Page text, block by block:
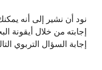
نود أن نشير إلى أنه
إجابته من خلال أيقونة
إجابة السؤال التربوي